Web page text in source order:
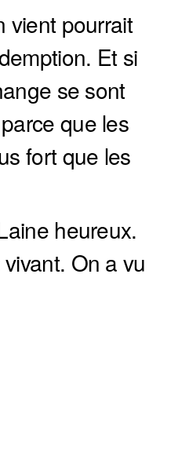
vient pourrait
Et si
se sont
que les
fort que les
heureux.
On a vu